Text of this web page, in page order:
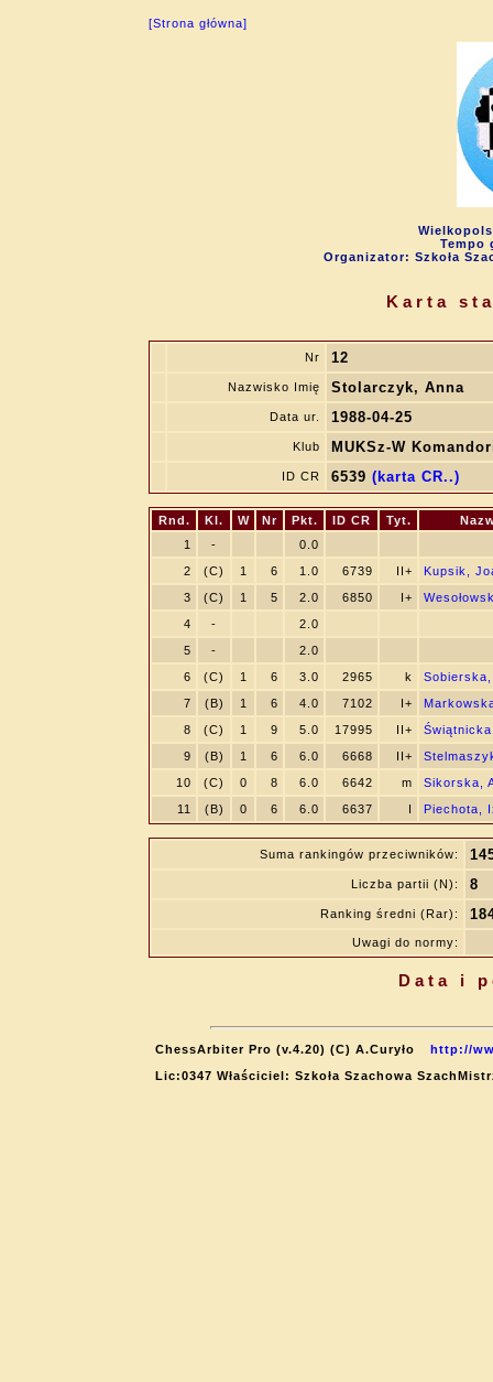
[Strona główna]
Tempo
Organizator: Szkoła
Karta
Nr 12
Nazwisko Imię Stolarczyk, Anna
Data ur. 1988-04-25
Klub MUKSz-W
ID CR 6539 (karta CR..)
Rnd. Kl. W Nr Pkt. ID CR Tyt.
1
-
0.0
2
(C) 1 6 1.0 6739 II+
Kupsik,
3
(C) 1 5 2.0 6850 I+
4
-
2.0
5
-
2.0
6
(C) 1 6 3.0 2965 k
7
(B) 1 6 4.0 7102 I+
8
(C) 1 9 5.0 17995 II+
9
(B) 1 6 6.0 6668 II+
10
(C) 0 8 6.0 6642 m
Sikorska,
11
(B) 0 6 6.0 6637 I Piechota,
Suma rankingów przeciwników:
Liczba partii (N): 8
Ranking średni (Rar):
Uwagi do normy:
Data i
ChessArbiter Pro (v.4.20) (C) A.Curyło
http://
Lic:0347 Właściciel: Szkoła Szachowa